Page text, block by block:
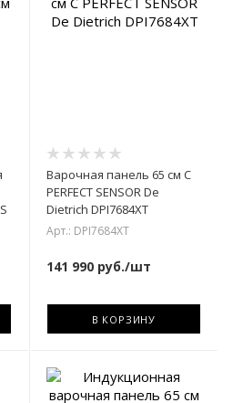
Варочная панель 65 см С
PERFECT SENSOR De
Dietrich DPI7684XT
Арт.: DPI7684XT
141 990 руб./шт
В КОРЗИНУ